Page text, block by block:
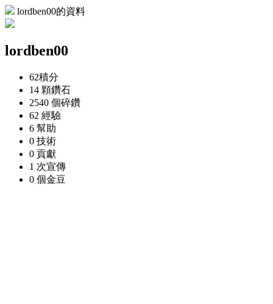
lordben00的資料
lordben00
62積分
14 顆鑽石
2540 個碎鑽
62 經驗
6 幫助
0 技術
0 貢獻
1 次宣傳
0 個金豆